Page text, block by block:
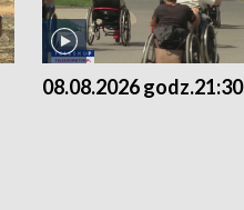
08.08.2026 godz.21:30